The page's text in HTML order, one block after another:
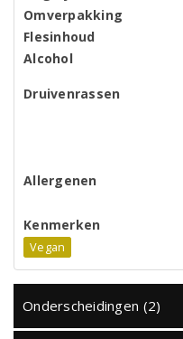
Omverpakking
Flesinhoud
Alcohol
Druivenrassen
Allergenen
Kenmerken
Vegan
Onderscheidingen (2)